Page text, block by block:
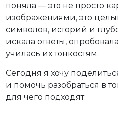
поняла — это не просто
изображениями, это
символов, историй и
искала ответы,
училась их тонкостям.
Сегодня я хочу
и помочь разобраться в
для чего подходят.